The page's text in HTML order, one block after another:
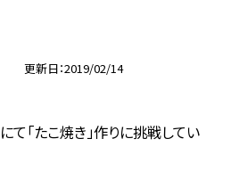
更新日 2019/02/14
て「たこ焼き」作りに挑戦してい